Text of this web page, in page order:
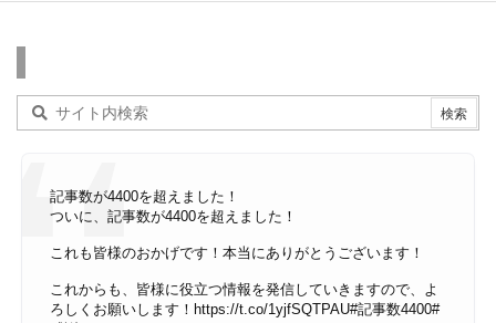
記事数が4400を超えました！
ついに、記事数が4400を超えました！
これも皆様のおかげです！本当にありがとうございます！
これからも、皆様に役立つ情報を発信していきますので、よ
ろしくお願いします！ https://t.co/1yjfSQTPAU#記事数4400#